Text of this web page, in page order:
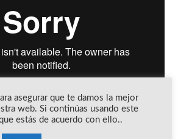
asegurar que te damos la mejor
web. Si continúas usando este
estás de acuerdo con ello..